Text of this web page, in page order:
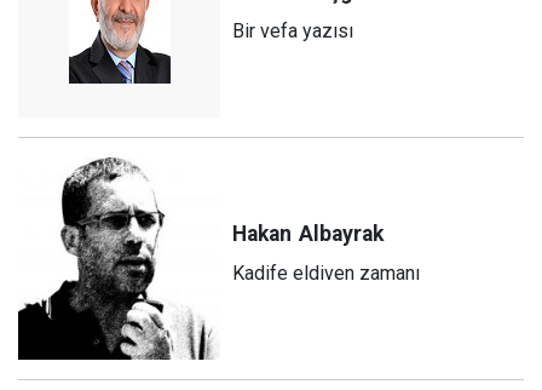
Bir vefa yazısı
Hakan Albayrak
Kadife eldiven zamanı